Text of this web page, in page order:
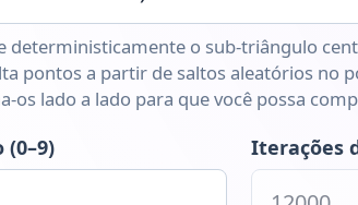
deterministicamente o sub-triângulo
pontos a partir de saltos aleatórios no
os lado a lado para que você possa
Iterações